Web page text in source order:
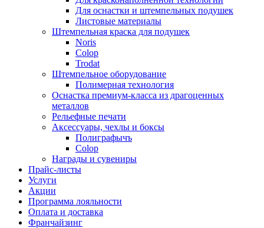
Для оснастки и штемпельных подушек
Листовые материалы
Штемпельная краска для подушек
Noris
Colop
Trodat
Штемпельное оборудование
Полимерная технология
Оснастка премиум-класса из драгоценных
металлов
Рельефные печати
Аксессуары, чехлы и боксы
Полиграфычъ
Colop
Награды и сувениры
Прайс-листы
Услуги
Акции
Программа лояльности
Оплата и доставка
Франчайзинг